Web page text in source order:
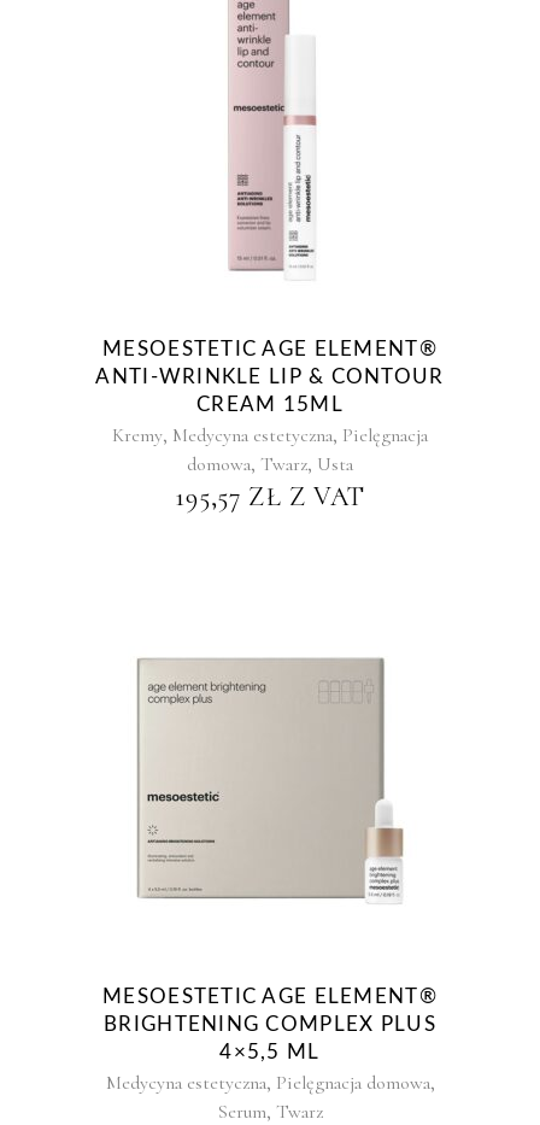
MESOESTETIC AGE ELEMENT®
ANTI-WRINKLE LIP & CONTOUR
CREAM 15ML
Kremy, Medycyna estetyczna, Pielęgnacja
domowa, Twarz, Usta
195,57 ZŁ Z VAT
MESOESTETIC AGE ELEMENT®
BRIGHTENING COMPLEX PLUS
4×5,5 ML
Medycyna estetyczna, Pielęgnacja domowa,
Serum, Twarz